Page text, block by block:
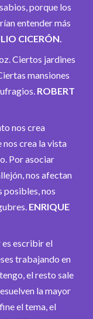
porque los
entender más
CICERÓN.
Ciertos jardines
mansiones
ROBERT
nos crea
crea la vista
Por asociar
nos afectan
posibles, nos
ENRIQUE
es escribir el
trabajando en
el resto sale
la mayor
el tema, el